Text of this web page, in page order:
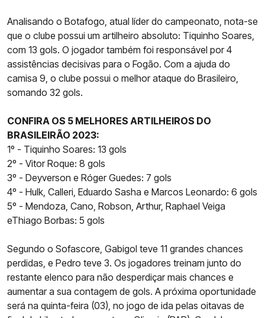
Analisando o Botafogo, atual líder do campeonato, nota-se
que o clube possui um artilheiro absoluto: Tiquinho Soares,
com 13 gols. O jogador também foi responsável por 4
assistências decisivas para o Fogão. Com a ajuda do
camisa 9, o clube possui o melhor ataque do Brasileiro,
somando 32 gols.
CONFIRA OS 5 MELHORES ARTILHEIROS DO
BRASILEIRÃO 2023:
1º - Tiquinho Soares: 13 gols
2º - Vitor Roque: 8 gols
3º - Deyverson e Róger Guedes: 7 gols
4º - Hulk, Calleri, Eduardo Sasha e Marcos Leonardo: 6 gols
5º - Mendoza, Cano, Robson, Arthur, Raphael Veiga
eThiago Borbas: 5 gols
Segundo o Sofascore, Gabigol teve 11 grandes chances
perdidas, e Pedro teve 3. Os jogadores treinam junto do
restante elenco para não desperdiçar mais chances e
aumentar a sua contagem de gols. A próxima oportunidade
será na quinta-feira (03), no jogo de ida pelas oitavas de